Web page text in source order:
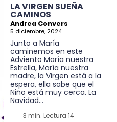
LA VIRGEN SUEÑA
CAMINOS
Andrea Convers
5 diciembre, 2024
Junto a María
caminemos en este
Adviento María nuestra
Estrella, María nuestra
madre, la Virgen está a la
espera, ella sabe que el
Niño está muy cerca. La
Navidad...
3 min. Lectura 14